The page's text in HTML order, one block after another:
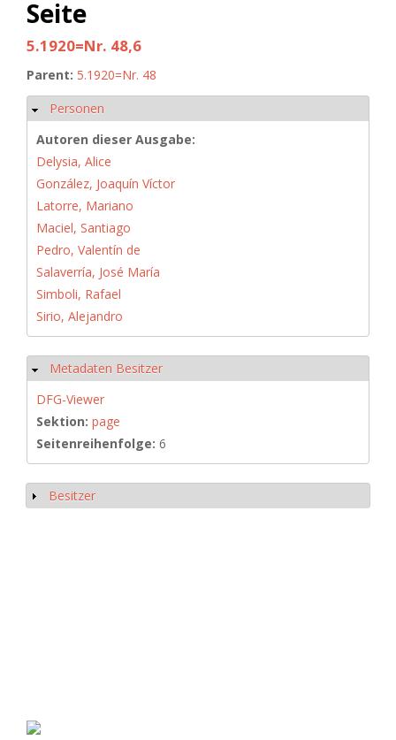
Seite
5.1920=Nr. 48,6
Parent: 5.1920=Nr. 48
Hide
Personen
Autoren dieser Ausgabe:
Delysia, Alice
González, Joaquín Víctor
Latorre, Mariano
Maciel, Santiago
Pedro, Valentín de
Salaverría, José María
Simboli, Rafael
Sirio, Alejandro
Hide
Metadaten Besitzer
DFG-Viewer
Sektion: page
Seitenreihenfolge: 6
Show
Besitzer